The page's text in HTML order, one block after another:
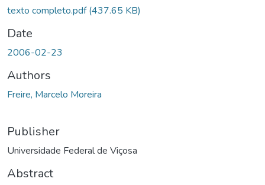
texto completo.pdf(437.65 KB)
Date
2006-02-23
Authors
Freire, Marcelo Moreira
Publisher
Universidade Federal de Viçosa
Abstract